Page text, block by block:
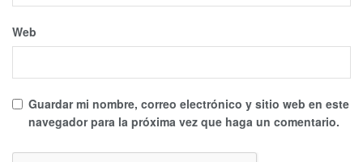
Web
Guardar mi nombre, correo electrónico y sitio web en este
navegador para la próxima vez que haga un comentario.